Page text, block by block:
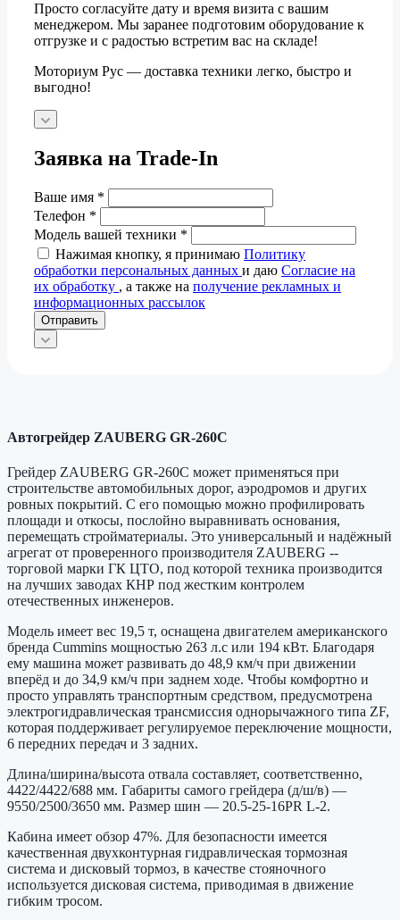
Просто согласуйте дату и время визита с вашим
менеджером. Мы заранее подготовим оборудование к
отгрузке и с радостью встретим вас на складе!
Моториум Рус — доставка техники легко, быстро и
выгодно!
Заявка на Trade-In
Ваше имя *
Телефон *
Модель вашей техники *
Нажимая кнопку, я принимаю Политику
обработки персональных данных и даю Согласие на
их обработку , а также на получение рекламных и
информационных рассылок
Отправить
Автогрейдер ZAUBERG GR-260C
Грейдер ZAUBERG GR-260C может применяться при
строительстве автомобильных дорог, аэродромов и других
ровных покрытий. С его помощью можно профилировать
площади и откосы, послойно выравнивать основания,
перемещать стройматериалы. Это универсальный и надёжный
агрегат от проверенного производителя ZAUBERG --
торговой марки ГК ЦТО, под которой техника производится
на лучших заводах КНР под жестким контролем
отечественных инженеров.
Модель имеет вес 19,5 т, оснащена двигателем американского
бренда Cummins мощностью 263 л.с или 194 кВт. Благодаря
ему машина может развивать до 48,9 км/ч при движении
вперёд и до 34,9 км/ч при заднем ходе. Чтобы комфортно и
просто управлять транспортным средством, предусмотрена
электрогидравлическая трансмиссия однорычажного типа ZF,
которая поддерживает регулируемое переключение мощности,
6 передних передач и 3 задних.
Длина/ширина/высота отвала составляет, соответственно,
4422/4422/688 мм. Габариты самого грейдера (д/ш/в) —
9550/2500/3650 мм. Размер шин — 20.5-25-16PR L-2.
Кабина имеет обзор 47%. Для безопасности имеется
качественная двухконтурная гидравлическая тормозная
система и дисковый тормоз, в качестве стояночного
используется дисковая система, приводимая в движение
гибким тросом.